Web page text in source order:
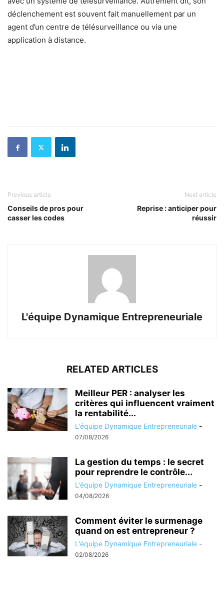
déclenchement est souvent fait manuellement par un
agent d’un centre de télésurveillance ou via une
application à distance.
Previous article
Conseils de pros pour
casser les codes
Next article
Reprise : anticiper pour
réussir
L'équipe Dynamique Entrepreneuriale
RELATED ARTICLES
Meilleur PER : analyser les
critères qui influencent vraiment
la rentabilité...
L'équipe Dynamique Entrepreneuriale -
07/08/2026
La gestion du temps : le secret
pour reprendre le contrôle...
L'équipe Dynamique Entrepreneuriale -
04/08/2026
Comment éviter le surmenage
quand on est entrepreneur ?
L'équipe Dynamique Entrepreneuriale -
02/08/2026